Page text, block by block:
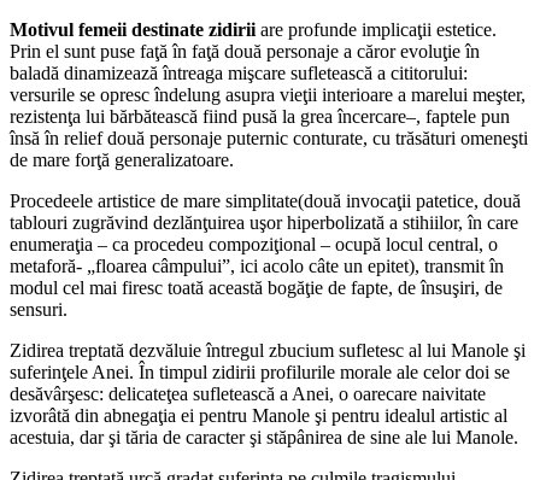
Motivul femeii destinate zidirii are profunde implicaţii estetice.
Prin el sunt puse faţă în faţă două personaje a căror evoluţie în
baladă dinamizează întreaga mişcare sufletească a cititorului:
versurile se opresc îndelung asupra vieţii interioare a marelui meşter,
rezistenţa lui bărbătească fiind pusă la grea încercare–, faptele pun
însă în relief două personaje puternic conturate, cu trăsături omeneşti
de mare forţă generalizatoare.
Procedeele artistice de mare simplitate(două invocaţii patetice, două
tablouri zugrăvind dezlănţuirea uşor hiperbolizată a stihiilor, în care
enumeraţia – ca procedeu compoziţional – ocupă locul central, o
metaforă- „floarea câmpului”, ici acolo câte un epitet), transmit în
modul cel mai firesc toată această bogăţie de fapte, de însuşiri, de
sensuri.
Zidirea treptată dezvăluie întregul zbucium sufletesc al lui Manole şi
suferinţele Anei. În timpul zidirii profilurile morale ale celor doi se
desăvârşesc: delicateţea sufletească a Anei, o oarecare naivitate
izvorâtă din abnegaţia ei pentru Manole şi pentru idealul artistic al
acestuia, dar şi tăria de caracter şi stăpânirea de sine ale lui Manole.